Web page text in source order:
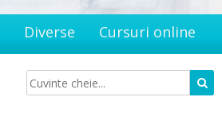
Diverse Cursuri online